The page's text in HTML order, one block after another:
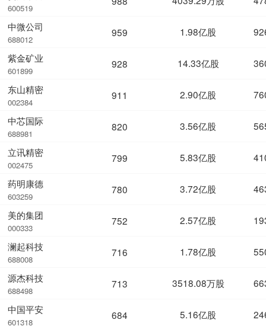
600519
中微公司
688012
紫金矿业
601899
东山精密
002384
中芯国际
688981
立讯精密
002475
药明康德
603259
美的集团
000333
澜起科技
688008
源杰科技
688498
中国平安
601318
959 1.98亿股
928 14.33亿股
911 2.90亿股
820 3.56亿股
799 5.83亿股
780 3.72亿股
752 2.57亿股
716 1.78亿股
713 3518.08万股
684 5.16亿股